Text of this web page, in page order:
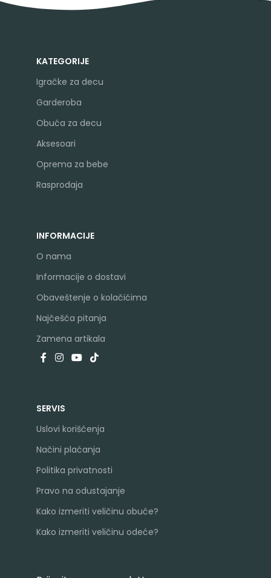
KATEGORIJE
Igračke za decu
Garderoba
Obuća za decu
Aksesoari
Oprema za bebe
Rasprodaja
INFORMACIJE
O nama
Informacije o dostavi
Obaveštenje o kolačićima
Najčešća pitanja
Zamena artikala
SERVIS
Uslovi korišćenja
Načini plaćanja
Politika privatnosti
Pravo na odustajanje
Kako izmeriti veličinu obuće?
Kako izmeriti veličinu odeće?